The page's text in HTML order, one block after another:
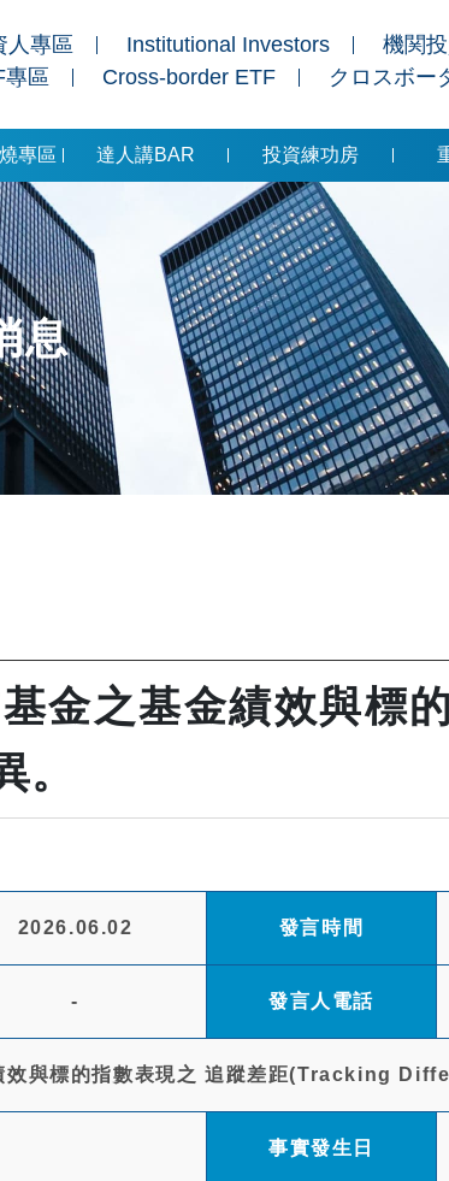
人專區 Institutional Investors
機関
專區
Cross-border ETF クロスボー
專區 達人講BAR 投資練功房
息
金之基金績效與標
2026.06.02 發言時間
- 發言人電話
與標的指數表現之 追蹤差距(Tracking
事實發生日